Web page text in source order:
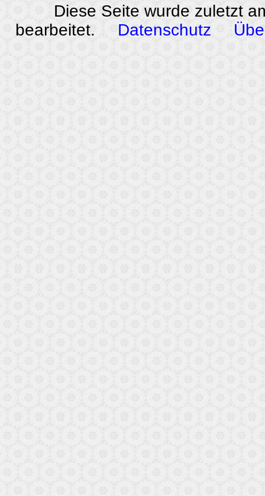
Diese Seite wurde zuletzt
bearbeitet.
Datenschutz